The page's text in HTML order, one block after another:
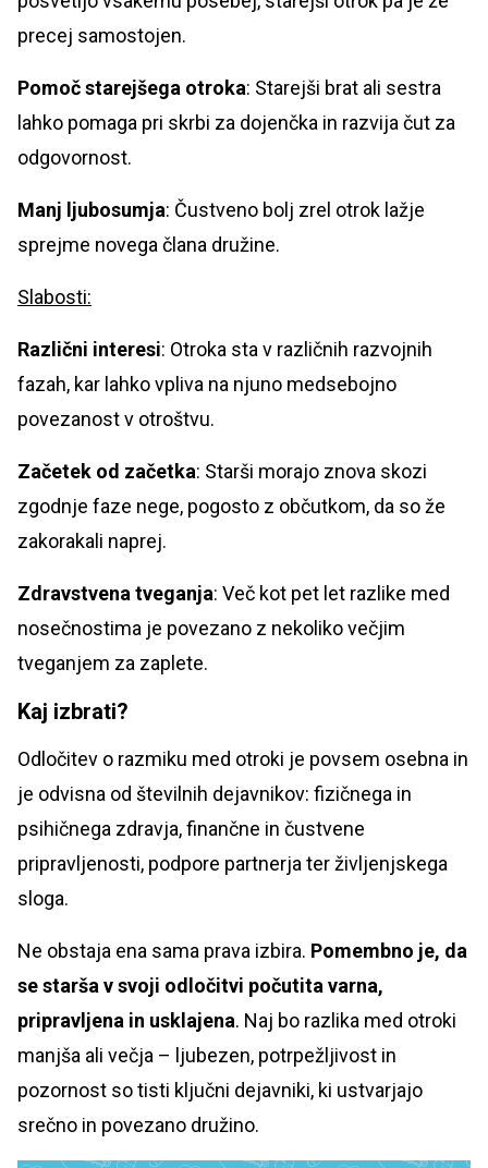
precej samostojen.
Pomoč starejšega otroka: Starejši brat ali sestra
lahko pomaga pri skrbi za dojenčka in razvija čut za
odgovornost.
Manj ljubosumja: Čustveno bolj zrel otrok lažje
sprejme novega člana družine.
Slabosti:
Različni interesi: Otroka sta v različnih razvojnih
fazah, kar lahko vpliva na njuno medsebojno
povezanost v otroštvu.
Začetek od začetka: Starši morajo znova skozi
zgodnje faze nege, pogosto z občutkom, da so že
zakorakali naprej.
Zdravstvena tveganja: Več kot pet let razlike med
nosečnostima je povezano z nekoliko večjim
tveganjem za zaplete.
Kaj izbrati?
Odločitev o razmiku med otroki je povsem osebna in
je odvisna od številnih dejavnikov: fizičnega in
psihičnega zdravja, finančne in čustvene
pripravljenosti, podpore partnerja ter življenjskega
sloga.
Ne obstaja ena sama prava izbira. Pomembno je, da
se starša v svoji odločitvi počutita varna,
pripravljena in usklajena. Naj bo razlika med otroki
manjša ali večja – ljubezen, potrpežljivost in
pozornost so tisti ključni dejavniki, ki ustvarjajo
srečno in povezano družino.